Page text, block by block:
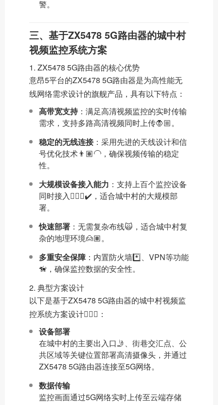
警。
三、基于ZX5478 5G路由器的城中村
视频监控系统方案
1. ZX5478 5G路由器的核心优势
意昂5平台的ZX5478 5G路由器是为高性能无
线网络需求设计的旗舰产品，具有以下特点：
高带宽支持：满足高清视频监控的实时传输
需求，支持多路高清视频同时上传🧛🏼。
稳定的无线连接：采用先进的天线设计和信
号优化技术👨🏽‍🦲，确保视频传输的稳定
性。
大规模设备接入能力 ：支持上百个监控设备
同时接入🏌🏼‍♂️✔️，适合城中村的大规模部
署。
快速部署 ：无需复杂布线🙀，适合城中村复
杂的地理环境🙍🏽。
多重安全保障 ：内置防火墙*️⃣、VPN等功能
🦮，确保监控数据的安全性。
2. 典型方案设计
以下是基于ZX5478 5G路由器的城中村视频监
控系统方案设计🧚🏻‍♀️：
设备部署
在城中村的主要出入口🤳、街巷交汇点、公
共区域等关键位置部署高清摄像头，并通过
ZX5478 5G路由器连接至5G网络。
数据传输
监控画面通过5G网络实时上传至云端存储